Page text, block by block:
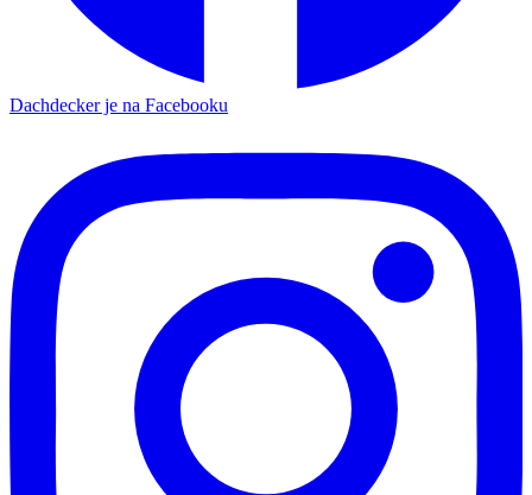
Dachdecker je na Facebooku